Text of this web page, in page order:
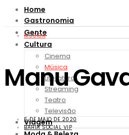
Home
Gastronomia
Gente
Cultura
Cinema
Música
Literatura
Streaming
Teatro
Televisão
Viagem
MÚSICA
Manu
5 DE MAIO DE 2020
BAHIA SOCIAL VIP